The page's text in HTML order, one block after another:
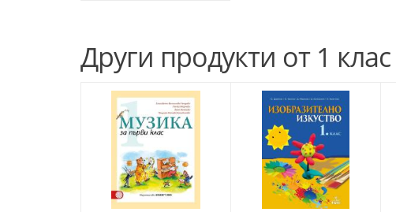
Други продукти от 1 клас